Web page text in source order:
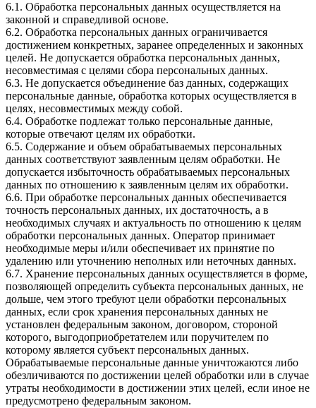
6.1. Обработка персональных данных осуществляется на
законной и справедливой основе.
6.2. Обработка персональных данных ограничивается
достижением конкретных, заранее определенных и законных
целей. Не допускается обработка персональных данных,
несовместимая с целями сбора персональных данных.
6.3. Не допускается объединение баз данных, содержащих
персональные данные, обработка которых осуществляется в
целях, несовместимых между собой.
6.4. Обработке подлежат только персональные данные,
которые отвечают целям их обработки.
6.5. Содержание и объем обрабатываемых персональных
данных соответствуют заявленным целям обработки. Не
допускается избыточность обрабатываемых персональных
данных по отношению к заявленным целям их обработки.
6.6. При обработке персональных данных обеспечивается
точность персональных данных, их достаточность, а в
необходимых случаях и актуальность по отношению к целям
обработки персональных данных. Оператор принимает
необходимые меры и/или обеспечивает их принятие по
удалению или уточнению неполных или неточных данных.
6.7. Хранение персональных данных осуществляется в форме,
позволяющей определить субъекта персональных данных, не
дольше, чем этого требуют цели обработки персональных
данных, если срок хранения персональных данных не
установлен федеральным законом, договором, стороной
которого, выгодоприобретателем или поручителем по
которому является субъект персональных данных.
Обрабатываемые персональные данные уничтожаются либо
обезличиваются по достижении целей обработки или в случае
утраты необходимости в достижении этих целей, если иное не
предусмотрено федеральным законом.